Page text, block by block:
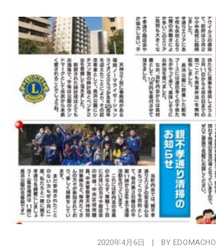
2020年4月6日 BY EDOMACHO